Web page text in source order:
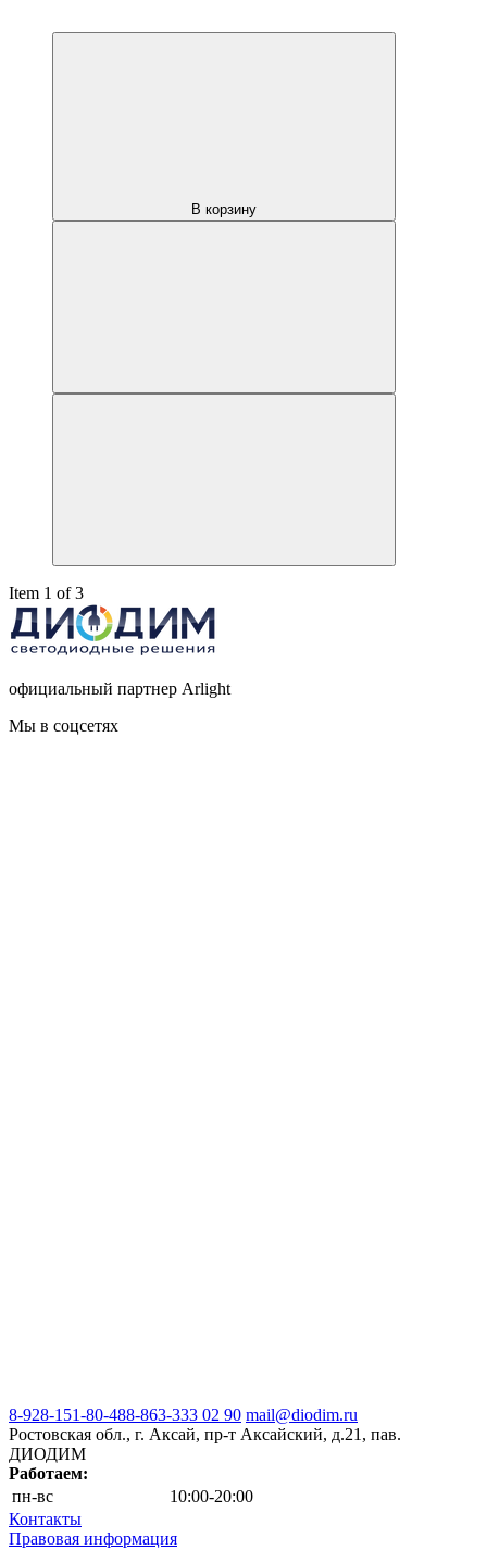
В корзину
Item 1 of 3
официальный партнер Arlight
Мы в соцсетях
8-928-151-80-488-863-333 02 90 mail@diodim.ru
Ростовская обл., г. Аксай, пр-т Аксайский, д.21, пав.
ДИОДИМ
Работаем:
пн-вс
10:00-20:00
Контакты
Правовая информация